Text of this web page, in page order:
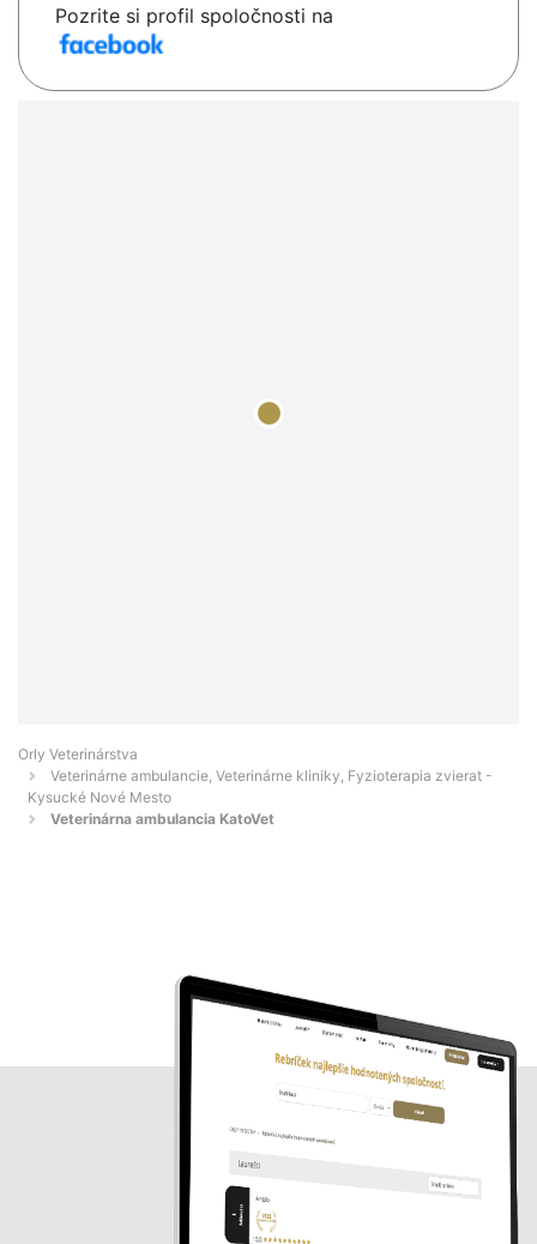
Pozrite si profil spoločnosti na
Orly Veterinárstva
Veterinárne ambulancie, Veterinárne kliniky, Fyzioterapia zvierat -
Kysucké Nové Mesto
Veterinárna ambulancia KatoVet